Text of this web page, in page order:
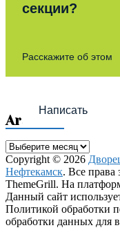
секции?
Расскажите об этом
Написать
Archives
Archives
Copyright © 2026
Нефтекамск. Все
ThemeGrill. На
Данный сайт
Политикой обработки
обработки данных для